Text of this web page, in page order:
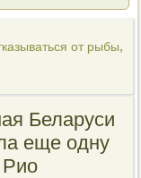
от рыбы,
Беларуси
еще одну